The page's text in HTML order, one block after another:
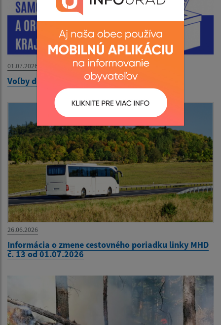
01.07.2026
Voľby do orgánov územnej samosprávy 2026
26.06.2026
Informácia o zmene cestovného poriadku linky MHD
č. 13 od 01.07.2026